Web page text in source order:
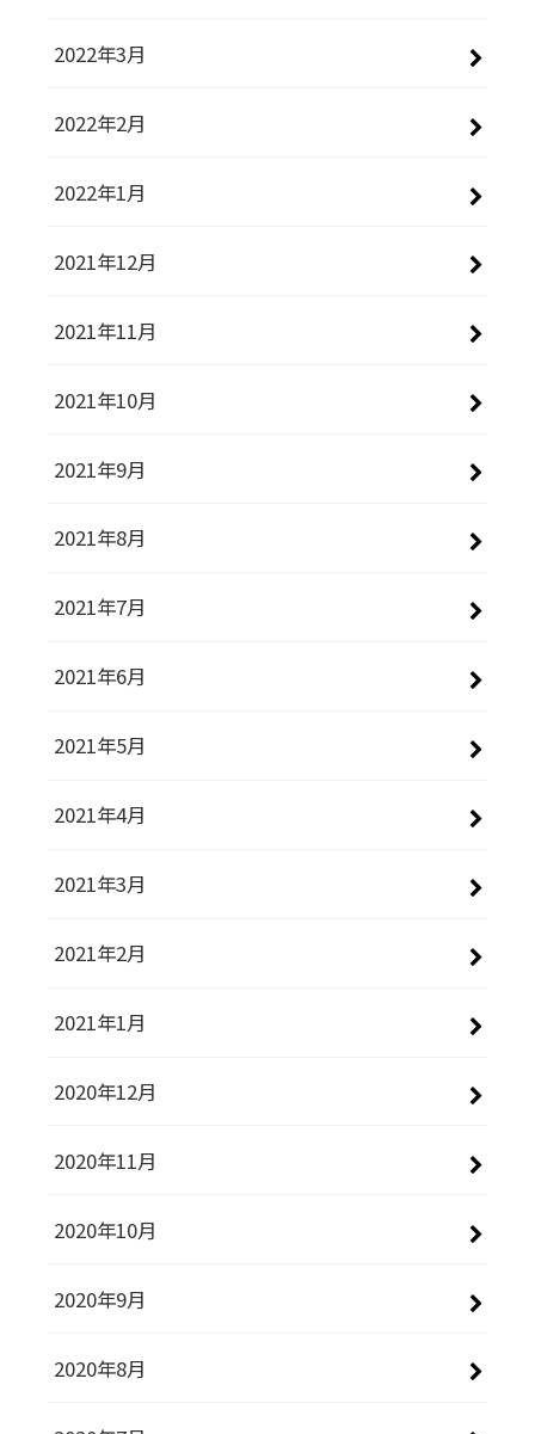
2022年3月
2022年2月
2022年1月
2021年12月
2021年11月
2021年10月
2021年9月
2021年8月
2021年7月
2021年6月
2021年5月
2021年4月
2021年3月
2021年2月
2021年1月
2020年12月
2020年11月
2020年10月
2020年9月
2020年8月